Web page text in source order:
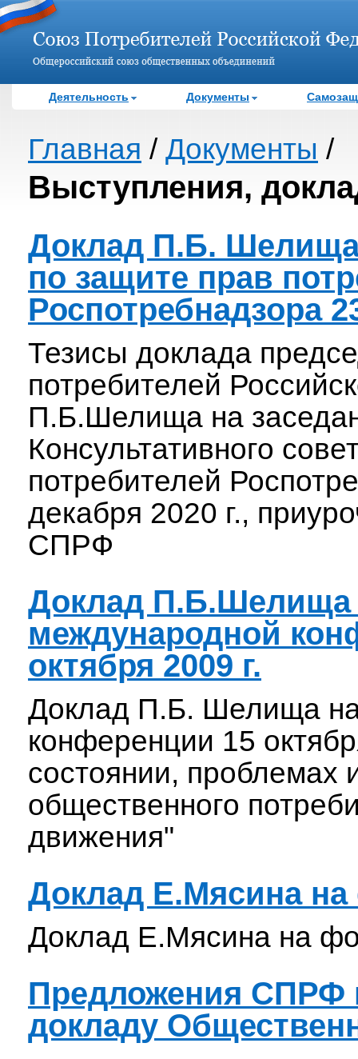
Деятельность Документы
Главная / Документы /
Выступления,
Доклад П.Б. Шелища
по защите прав
Роспотребнадзора
Тезисы доклада
потребителей
П.Б.Шелища на
Консультативного
потребителей
декабря 2020 г.,
СПРФ
Доклад П.Б.Шелища
международной
октября 2009 г.
Доклад П.Б. Шелища
конференции 15
состоянии, проблемах
общественного
движения"
Доклад Е.Мясина на
Доклад Е.Мясина на
Предложения СПРФ
докладу